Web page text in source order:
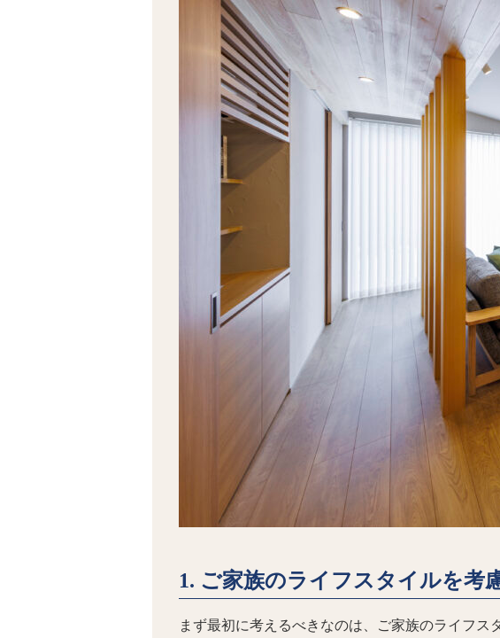
1. ご家族のライフスタイルを考
まず最初に考えるべきなのは、ご家族のライフス